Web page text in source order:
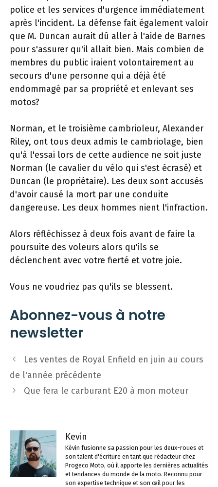
police et les services d'urgence immédiatement
après l'incident. La défense fait également valoir
que M. Duncan aurait dû aller à l'aide de Barnes
pour s'assurer qu'il allait bien. Mais combien de
membres du public iraient volontairement au
secours d'une personne qui a déjà été
endommagé par sa propriété et enlevant ses
motos?
Norman, et le troisième cambrioleur, Alexander
Riley, ont tous deux admis le cambriolage, bien
qu'à l'essai lors de cette audience ne soit juste
Norman (le cavalier du vélo qui s'est écrasé) et
Duncan (le propriétaire). Les deux sont accusés
d'avoir causé la mort par une conduite
dangereuse. Les deux hommes nient l'infraction.
Alors réfléchissez à deux fois avant de faire la
poursuite des voleurs alors qu'ils se
déclenchent avec votre fierté et votre joie.
Vous ne voudriez pas qu'ils se blessent.
Abonnez-vous à notre
newsletter
Navigation
des
Les ventes de Royal Enfield en juin au cours
de l'année précédente
Que fera le carburant E20 à mon moteur
Kevin
Kévin fusionne sa passion pour les deux-roues et
son talent d'écriture en tant que rédacteur chez
Progeco Moto, où il apporte les dernières actualités
et tendances du monde de la moto. Reconnu pour
son expertise technique et son œil pour les